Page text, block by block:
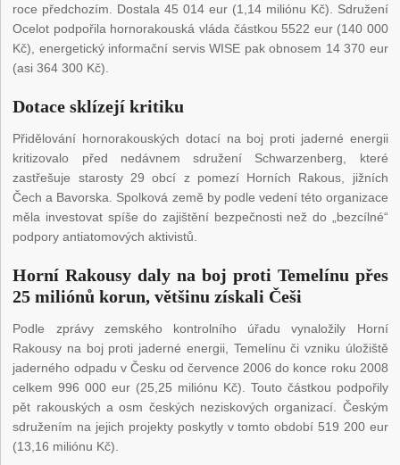
roce předchozím. Dostala 45 014 eur (1,14 miliónu Kč). Sdružení
Ocelot podpořila hornorakouská vláda částkou 5522 eur (140 000
Kč), energetický informační servis WISE pak obnosem 14 370 eur
(asi 364 300 Kč).
Dotace sklízejí kritiku
Přidělování hornorakouských dotací na boj proti jaderné energii
kritizovalo před nedávnem sdružení Schwarzenberg, které
zastřešuje starosty 29 obcí z pomezí Horních Rakous, jižních
Čech a Bavorska. Spolková země by podle vedení této organizace
měla investovat spíše do zajištění bezpečnosti než do „bezcílné“
podpory antiatomových aktivistů.
Horní Rakousy daly na boj proti Temelínu přes
25 miliónů korun, většinu získali Češi
Podle zprávy zemského kontrolního úřadu vynaložily Horní
Rakousy na boj proti jaderné energii, Temelínu či vzniku úložiště
jaderného odpadu v Česku od července 2006 do konce roku 2008
celkem 996 000 eur (25,25 miliónu Kč). Touto částkou podpořily
pět rakouských a osm českých neziskových organizací. Českým
sdružením na jejich projekty poskytly v tomto období 519 200 eur
(13,16 miliónu Kč).